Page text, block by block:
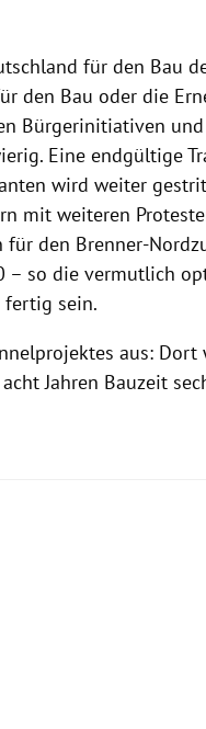
für den Bau
den Bau oder die
Bürgerinitiativen
Eine endgültige
wird weiter
mit weiteren
den Brenner-
– so die vermutlich
fertig sein.
aus: Dort
Jahren Bauzeit